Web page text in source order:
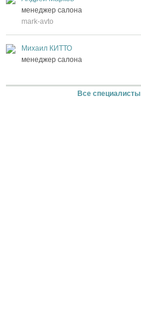
менеджер салона
mark-avto
Михаил КИТТО
менеджер салона
Все специалисты